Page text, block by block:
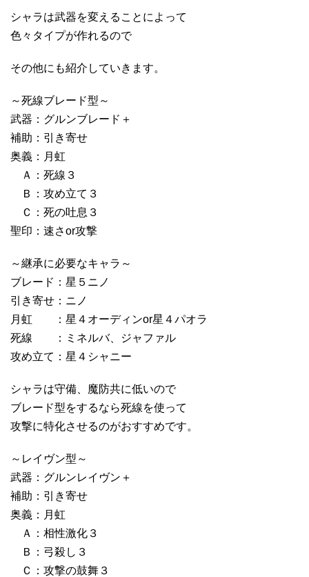
シャラは武器を変えることによって
色々タイプが作れるので
その他にも紹介していきます。
～死線ブレード型～
武器：グルンブレード＋
補助：引き寄せ
奥義：月虹
Ａ：死線３
Ｂ：攻め立て３
Ｃ：死の吐息３
聖印：速さor攻撃
～継承に必要なキャラ～
ブレード：星５ニノ
引き寄せ：ニノ
月虹 ：星４オーディンor星４パオラ
死線 ：ミネルバ、ジャファル
攻め立て：星４シャニー
シャラは守備、魔防共に低いので
ブレード型をするなら死線を使って
攻撃に特化させるのがおすすめです。
～レイヴン型～
武器：グルンレイヴン＋
補助：引き寄せ
奥義：月虹
Ａ：相性激化３
Ｂ：弓殺し３
Ｃ：攻撃の鼓舞３